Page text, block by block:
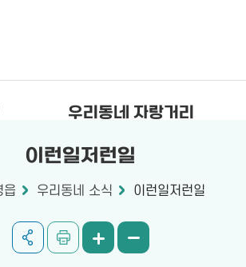
우리동네 자랑거리
이런일저런일
읍 우리동네 소식 이런일저런일